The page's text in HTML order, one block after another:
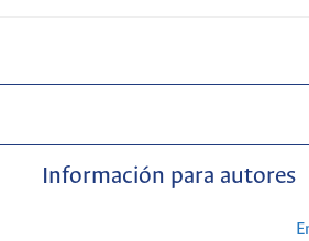
Información para autores